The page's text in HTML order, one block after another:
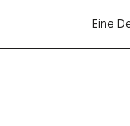
Eine